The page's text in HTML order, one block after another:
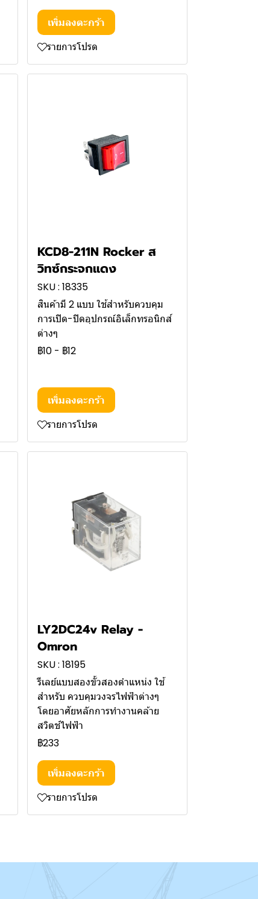
เพิ่มลงตะกร้า
รายการโปรด
KCD8-211N Rocker ส
วิทซ์กระจกแดง
SKU : 18335
สินค้ามี 2 แบบ ใช้สำหรับควบคุม
การเปิด-ปิดอุปกรณ์อิเล็กทรอนิกส์
ต่างๆ
฿10- ฿12
เพิ่มลงตะกร้า
รายการโปรด
LY2DC24v Relay -
Omron
SKU : 18195
รีเลย์แบบสองขั้วสองตำแหน่ง ใช้
สำหรับ ควบคุมวงจรไฟฟ้าต่างๆ
โดยอาศัยหลักการทำงานคล้าย
สวิตช์ไฟฟ้า
฿233
เพิ่มลงตะกร้า
รายการโปรด